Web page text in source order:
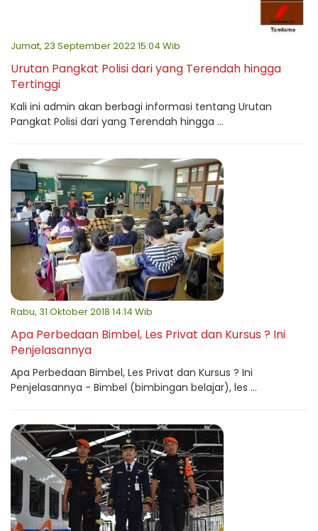
Jumat, 23 September 2022 15:04 Wib
Urutan Pangkat Polisi dari yang Terendah hingga
Tertinggi
Kali ini admin akan berbagi informasi tentang Urutan
Pangkat Polisi dari yang Terendah hingga ...
Rabu, 31 Oktober 2018 14:14 Wib
Apa Perbedaan Bimbel, Les Privat dan Kursus ? Ini
Penjelasannya
Apa Perbedaan Bimbel, Les Privat dan Kursus ? Ini
Penjelasannya - Bimbel (bimbingan belajar), les ...